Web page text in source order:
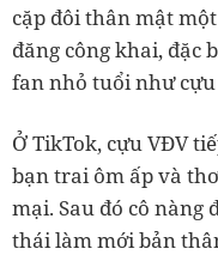
cặp đôi thân mật
đăng công khai, đặc
fan nhỏ tuổi như cựu
Ở TikTok, cựu VĐV
bạn trai ôm ấp và
mại. Sau đó cô nàng
thái làm mới bản